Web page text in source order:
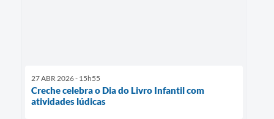
27 ABR 2026 - 15h55
Creche celebra o Dia do Livro Infantil com
atividades lúdicas